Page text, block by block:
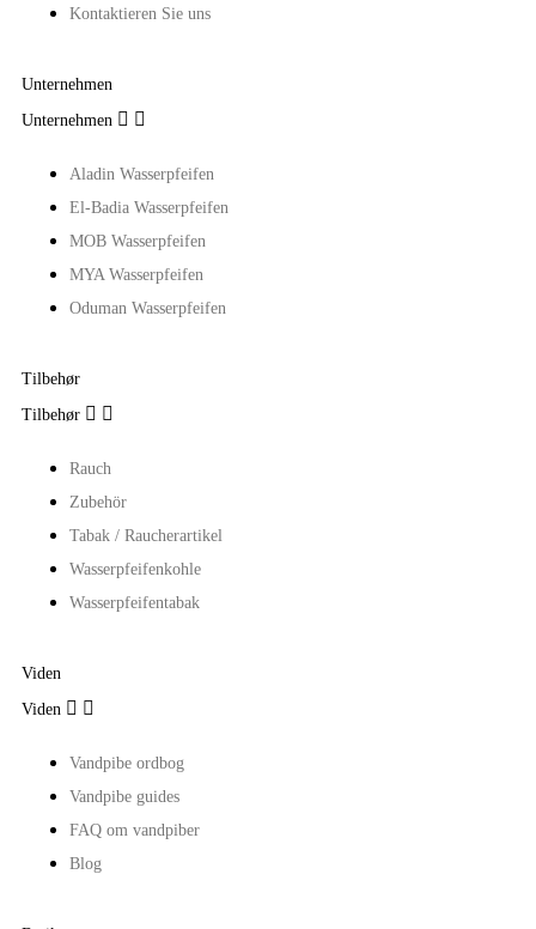
Kontaktieren Sie uns
Unternehmen
Unternehmen  
Aladin Wasserpfeifen
El-Badia Wasserpfeifen
MOB Wasserpfeifen
MYA Wasserpfeifen
Oduman Wasserpfeifen
Tilbehør
Tilbehør  
Rauch
Zubehör
Tabak / Raucherartikel
Wasserpfeifenkohle
Wasserpfeifentabak
Viden
Viden  
Vandpibe ordbog
Vandpibe guides
FAQ om vandpiber
Blog